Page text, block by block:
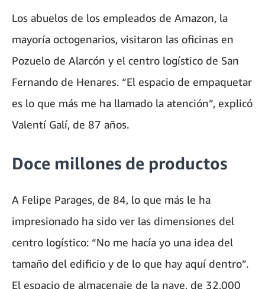
Los abuelos de los empleados de Amazon, la
mayoría octogenarios, visitaron las oficinas en
Pozuelo de Alarcón y el centro logístico de San
Fernando de Henares. “El espacio de empaquetar
es lo que más me ha llamado la atención”, explicó
Valentí Galí, de 87 años.
Doce millones de productos
A Felipe Parages, de 84, lo que más le ha
impresionado ha sido ver las dimensiones del
centro logístico: “No me hacía yo una idea del
tamaño del edificio y de lo que hay aquí dentro”.
El espacio de almacenaje de la nave, de 32.000